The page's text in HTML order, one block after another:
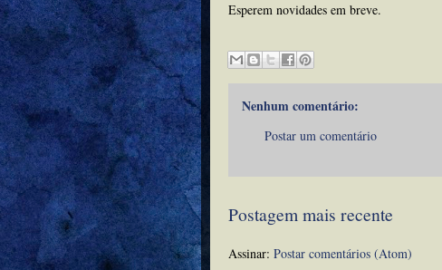
Esperem novidades em breve.
Nenhum comentário:
Postar um comentário
Postagem mais recente
Assinar: Postar comentários (Atom)